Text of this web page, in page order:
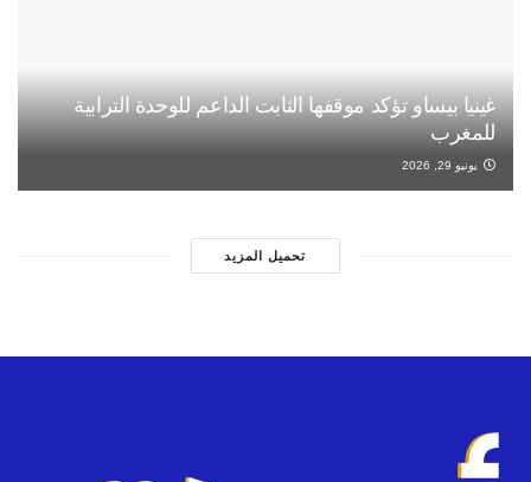
غينيا بيساو تؤكد موقفها الثابت الداعم للوحدة الترابية
للمغرب
يونيو 29, 2026
تحميل المزيد